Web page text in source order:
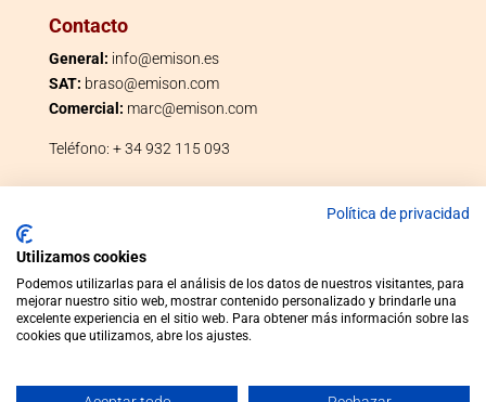
Contacto
General: info@emison.es
SAT: braso@emison.com
Comercial: marc@emison.com
Teléfono: + 34 932 115 093
Política de privacidad|Aviso legal|Condiciones de
venta
Política de privacidad
Utilizamos cookies
Podemos utilizarlas para el análisis de los datos de nuestros visitantes, para
mejorar nuestro sitio web, mostrar contenido personalizado y brindarle una
excelente experiencia en el sitio web. Para obtener más información sobre las
cookies que utilizamos, abre los ajustes.